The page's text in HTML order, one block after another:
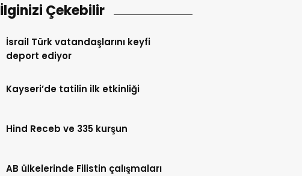
İlginizi Çekebilir
İsrail Türk vatandaşlarını keyfi
deport ediyor
Kayseri’de tatilin ilk etkinliği
Hind Receb ve 335 kurşun
AB ülkelerinde Filistin çalışmaları